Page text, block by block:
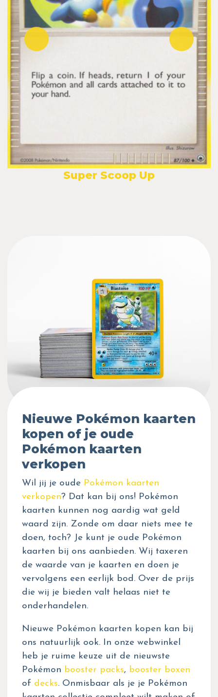
Super Scoop Up
Nieuwe Pokémon kaarten
kopen of je oude
Pokémon kaarten
verkopen
Wil jij je oude Pokémon kaarten
verkopen? Dat kan bij ons! Pokémon
kaarten kunnen nog aardig wat geld
waard zijn. Zonde om daar niets mee te
doen, toch? Je kunt je oude Pokémon
kaarten bij ons aanbieden. Wij taxeren
de waarde van je kaarten en doen je
vervolgens een eerlijk bod. Over de prijs
die wij je bieden valt helaas niet te
onderhandelen.
Nieuwe Pokémon kaarten kopen kan bij
ons natuurlijk ook. In onze webwinkel
heb je ruime keuze uit de nieuwste
Pokémon booster packs, booster boxen
of decks. Onmisbaar als je je Pokémon